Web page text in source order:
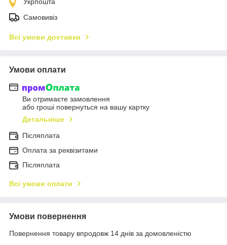
Самовивіз
Всі умови доставки
Умови оплати
Ви отримаєте замовлення
або гроші повернуться на вашу картку
Детальніше
Післяплата
Оплата за реквізитами
Післяплата
Всі умови оплати
Умови повернення
Повернення товару впродовж 14 днів за домовленістю